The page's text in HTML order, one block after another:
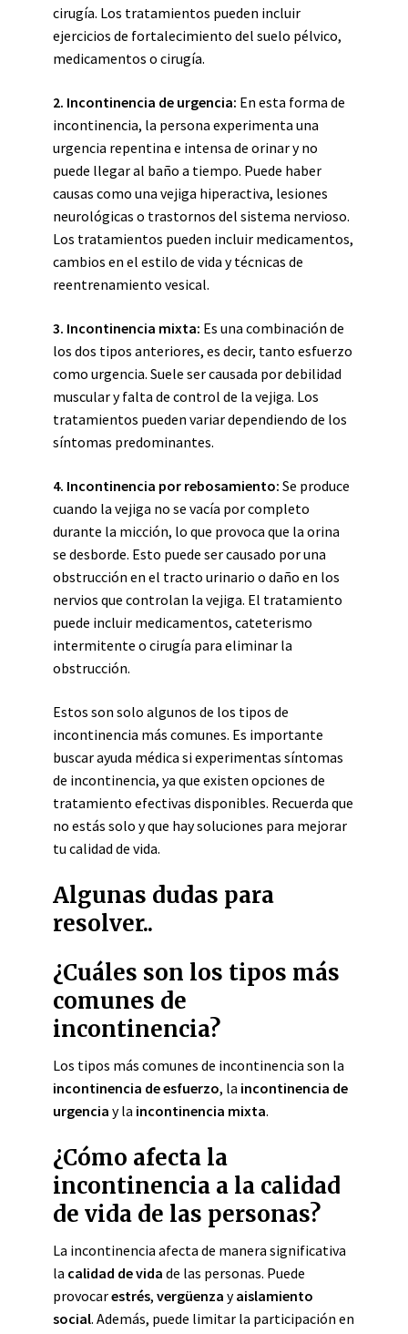
cirugía. Los tratamientos pueden incluir
ejercicios de fortalecimiento del suelo pélvico,
medicamentos o cirugía.
2. Incontinencia de urgencia: En esta forma de
incontinencia, la persona experimenta una
urgencia repentina e intensa de orinar y no
puede llegar al baño a tiempo. Puede haber
causas como una vejiga hiperactiva, lesiones
neurológicas o trastornos del sistema nervioso.
Los tratamientos pueden incluir medicamentos,
cambios en el estilo de vida y técnicas de
reentrenamiento vesical.
3. Incontinencia mixta: Es una combinación de
los dos tipos anteriores, es decir, tanto esfuerzo
como urgencia. Suele ser causada por debilidad
muscular y falta de control de la vejiga. Los
tratamientos pueden variar dependiendo de los
síntomas predominantes.
4. Incontinencia por rebosamiento: Se produce
cuando la vejiga no se vacía por completo
durante la micción, lo que provoca que la orina
se desborde. Esto puede ser causado por una
obstrucción en el tracto urinario o daño en los
nervios que controlan la vejiga. El tratamiento
puede incluir medicamentos, cateterismo
intermitente o cirugía para eliminar la
obstrucción.
Estos son solo algunos de los tipos de
incontinencia más comunes. Es importante
buscar ayuda médica si experimentas síntomas
de incontinencia, ya que existen opciones de
tratamiento efectivas disponibles. Recuerda que
no estás solo y que hay soluciones para mejorar
tu calidad de vida.
Algunas dudas para
resolver..
¿Cuáles son los tipos más
comunes de
incontinencia?
Los tipos más comunes de incontinencia son la
incontinencia de esfuerzo, la incontinencia de
urgencia y la incontinencia mixta.
¿Cómo afecta la
incontinencia a la calidad
de vida de las personas?
La incontinencia afecta de manera significativa
la calidad de vida de las personas. Puede
provocarestrés, vergüenza yaislamiento
social. Además, puede limitar la participación en